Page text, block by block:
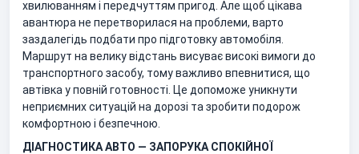
хвилюванням і передчуттям пригод. Але щоб цікава
авантюра не перетворилася на проблеми, варто
заздалегідь подбати про підготовку автомобіля.
Маршрут на велику відстань висуває високі вимоги до
транспортного засобу, тому важливо впевнитися, що
автівка у повній готовності. Це допоможе уникнути
неприємних ситуацій на дорозі та зробити подорож
комфортною і безпечною.
ДІАГНОСТИКА АВТО — ЗАПОРУКА СПОКІЙНОЇ